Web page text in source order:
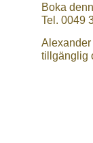
Boka
Tel. 0049
tillgänglig